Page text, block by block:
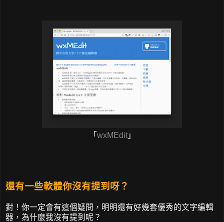
「 wxMEdit」
還有一些軟體你沒有提到呀？
對！你一定會有這個疑問，明明還有好幾套優秀的文字編輯
器，為什麼我沒有提到呢？